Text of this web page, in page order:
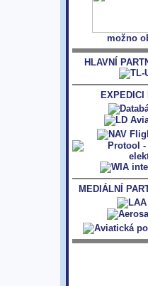
možno
HLAVNÍ
EXPEDICI
MEDIÁLNÍ